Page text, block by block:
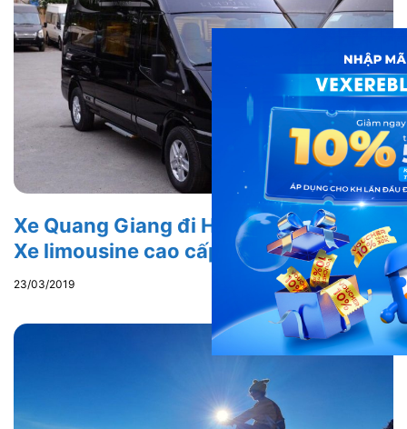
Xe Quang Giang đi Hà Giang từ Hà Nội:
Xe limousine cao cấp hạng sang
23/03/2019